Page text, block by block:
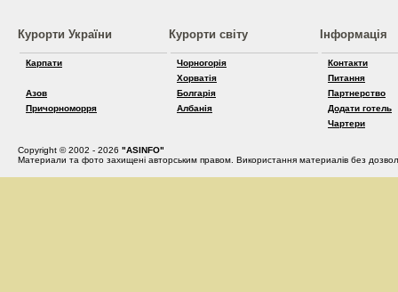
Курорти України
Карпати
Азов
Причорноморря
Курорти світу
Чорногорія
Хорватія
Болгарія
Албанія
Інформація
Контакти
Питання
Партнерство
Додати готель
Чартери
Copyright © 2002 - 2026 "ASINFO"
Материали та фото захищені авторським правом. Використання материалів без